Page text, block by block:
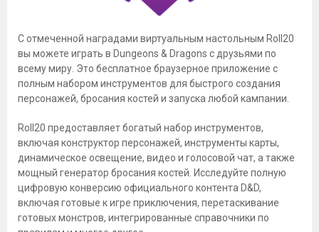
С отмеченной наградами виртуальным настольным Roll20
вы можете играть в Dungeons & Dragons с друзьями по
всему миру. Это бесплатное браузерное приложение с
полным набором инструментов для быстрого создания
персонажей, бросания костей и запуска любой кампании.
Roll20 предоставляет богатый набор инструментов,
включая конструктор персонажей, инструменты карты,
динамическое освещение, видео и голосовой чат, а также
мощный генератор бросания костей. Исследуйте полную
цифровую конверсию официального контента D&D,
включая готовые к игре приключения, перетаскивание
готовых монстров, интегрированные справочники по